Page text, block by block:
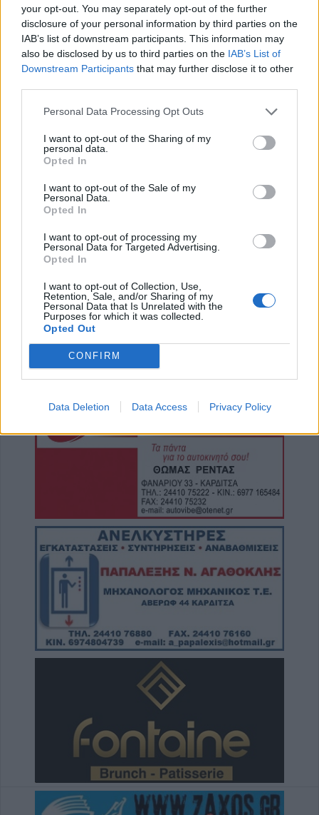
your opt-out. You may separately opt-out of the further
disclosure of your personal information by third parties on the
IAB’s list of downstream participants. This information may
also be disclosed by us to third parties on the IAB’s List of
Downstream Participants that may further disclose it to other
Personal Data Processing Opt Outs
I want to opt-out of the Sharing of my
personal data.
Opted In
I want to opt-out of the Sale of my
Personal Data.
Opted In
I want to opt-out of processing my
Personal Data for Targeted Advertising.
Opted In
I want to opt-out of Collection, Use,
Retention, Sale, and/or Sharing of my
Personal Data that Is Unrelated with the
Purposes for which it was collected.
Opted Out
CONFIRM
Data Deletion Data Access Privacy Policy
6 Αυγούστου 2026, 08:16
Την Κυριακή 9 Αυγούστου το ετήσιο
μνημόσυνο της Αγορής Κλήμου
6 Αυγούστου 2026, 07:42
Στη Σόφια θα ψάξει την πρόκριση ο
Παναθηναϊκός
Σύγκρουση μηχανής με αυτοκίνητο στη
Λάρισα – Στο νοσοκομείο ο οδηγός του
δικύκλου
Νεκρός 24χρονος ποδοσφαιριστής
5 Αυγούστου 2026, 22:35
Εγκρίθηκε η προγραμματική σύμβαση για
την εκπόνηση της μελέτης ανακατασκευής
της ιστορικής Γέφυρας Κοράκου
Κάηκε ολοσχερώς αυτοκίνητο στην περιοχή
5 Αυγούστου 2026, 20:50
Το Σάββατο 8 Αυγούστου το 40ήμερο
μνημόσυνο του Κωνσταντίνου
Εκδήλωση μνήμης για Χιροσίμα -
Ναγκασάκι και αντιιμπεριαλιστική
παρέμβαση από την Επιτροπή Ειρήνης
Καρδίτσας (+Φωτο +Βίντεο)
Ο Φονσέκα απέκλεισε τον Τσιτσιπά από το
Masters του Μόντρεαλ
Το Σάββατο 8 Αυγούστου το 40ήμερο
μνημόσυνο της Κωνσταντίας Γεωρ.
Γιαννουσά - Τσιούκα
5 Αυγούστου 2026, 20:25
Το Σάββατο 8 Αυγούστου το 40ήμερο
μνημόσυνο του Δημήτριου Παππά
5 Αυγούστου 2026, 20:15